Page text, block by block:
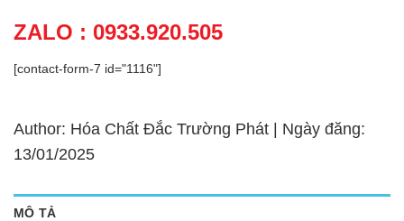
ZALO : 0933.920.505
[contact-form-7 id="1116"]
Author: Hóa Chất Đắc Trường Phát | Ngày đăng:
13/01/2025
MÔ TẢ